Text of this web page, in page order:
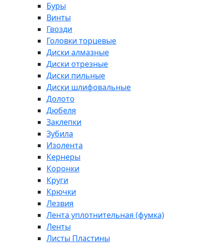
Буры
Винты
Гвозди
Головки торцевые
Диски алмазные
Диски отрезные
Диски пильные
Диски шлифовальные
Долото
Дюбеля
Заклепки
Зубила
Изолента
Кернеры
Коронки
Круги
Крючки
Лезвия
Лента уплотнительная (фумка)
Ленты
Листы Пластины